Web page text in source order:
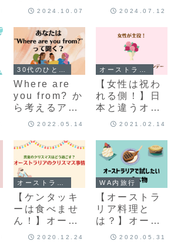
トラリア「OP
ョップをおす
すめする理由
2024.10.07
July なぜクリ
に？！｜パー
スのイベント
2024年冬
2024.07.12
Where are
you from? か
ら考えるアイ
デンティティ
2022.05.14
【女性は祝わ
れる側！】日
本と違うオー
ストラリアの
デーの過ごし
方
2021.02.14
オーストラリア生活
【ケンタッキ
ーは食べませ
ん！】オース
トラリアで過
2020.12.24
WA内旅行
【オーストラ
リア料理と
は？】オース
トラリアにき
2020.05.31